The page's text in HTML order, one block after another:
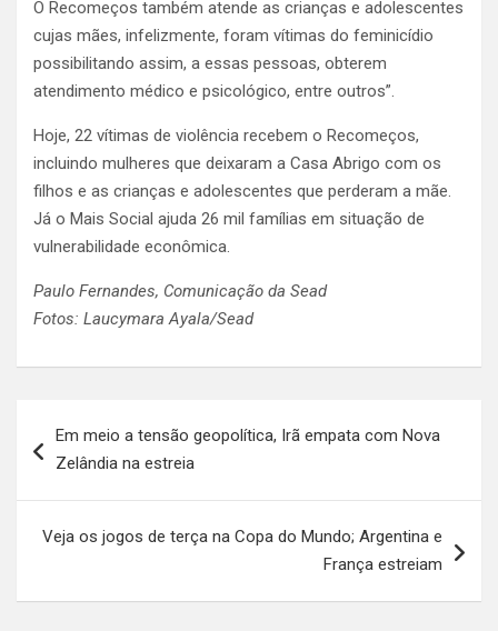
O Recomeços também atende as crianças e adolescentes
cujas mães, infelizmente, foram vítimas do feminicídio
possibilitando assim, a essas pessoas, obterem
atendimento médico e psicológico, entre outros”.
Hoje, 22 vítimas de violência recebem o Recomeços,
incluindo mulheres que deixaram a Casa Abrigo com os
filhos e as crianças e adolescentes que perderam a mãe.
Já o Mais Social ajuda 26 mil famílias em situação de
vulnerabilidade econômica.
Paulo Fernandes, Comunicação da Sead
Fotos: Laucymara Ayala/Sead
de
Em meio a tensão geopolítica, Irã empata com Nova
Zelândia na estreia
Veja os jogos de terça na Copa do Mundo; Argentina e
França estreiam